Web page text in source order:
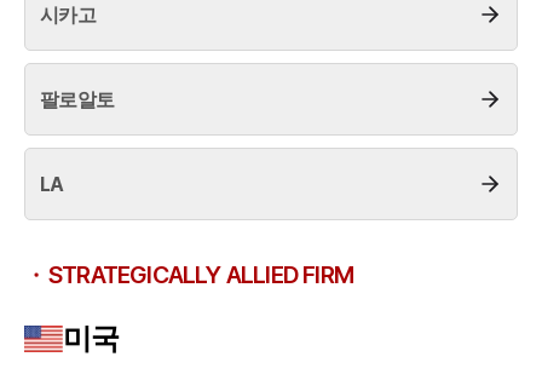
전체
디지털포렌식전문변호사
시카고
팔로알토
LA
STRATEGICALLY ALLIED FIRM
미국